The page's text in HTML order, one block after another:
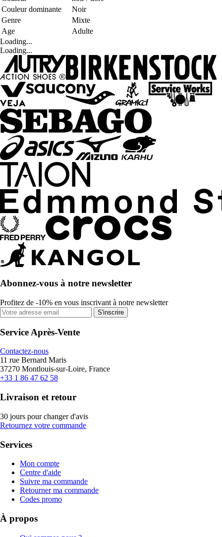
Couleur dominante
Noir
Genre
Mixte
Age
Adulte
Loading...
Loading...
Abonnez-vous à notre newsletter
Profitez de -10% en vous inscrivant à notre newsletter
S'inscrire
Service Après-Vente
Contactez-nous
11 rue Bernard Maris
37270 Montlouis-sur-Loire, France
+33 1 86 47 62 58
Livraison et retour
30 jours pour changer d'avis
Retournez votre commande
Services
Mon compte
Centre d'aide
Suivre ma commande
Retourner ma commande
Codes promo
À propos